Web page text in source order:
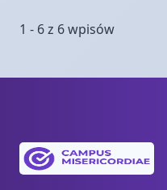
1 - 6 z 6 wpisów